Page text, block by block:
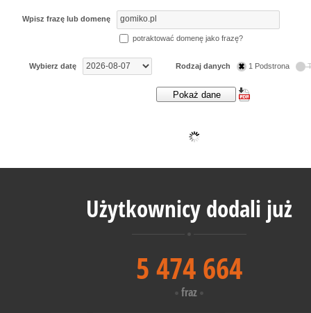
Wpisz frazę lub domenę
potraktować domenę jako frazę?
Wybierz datę Rodzaj danych 1 Podstrona
Użytkownicy dodali już
5 474 664
fraz